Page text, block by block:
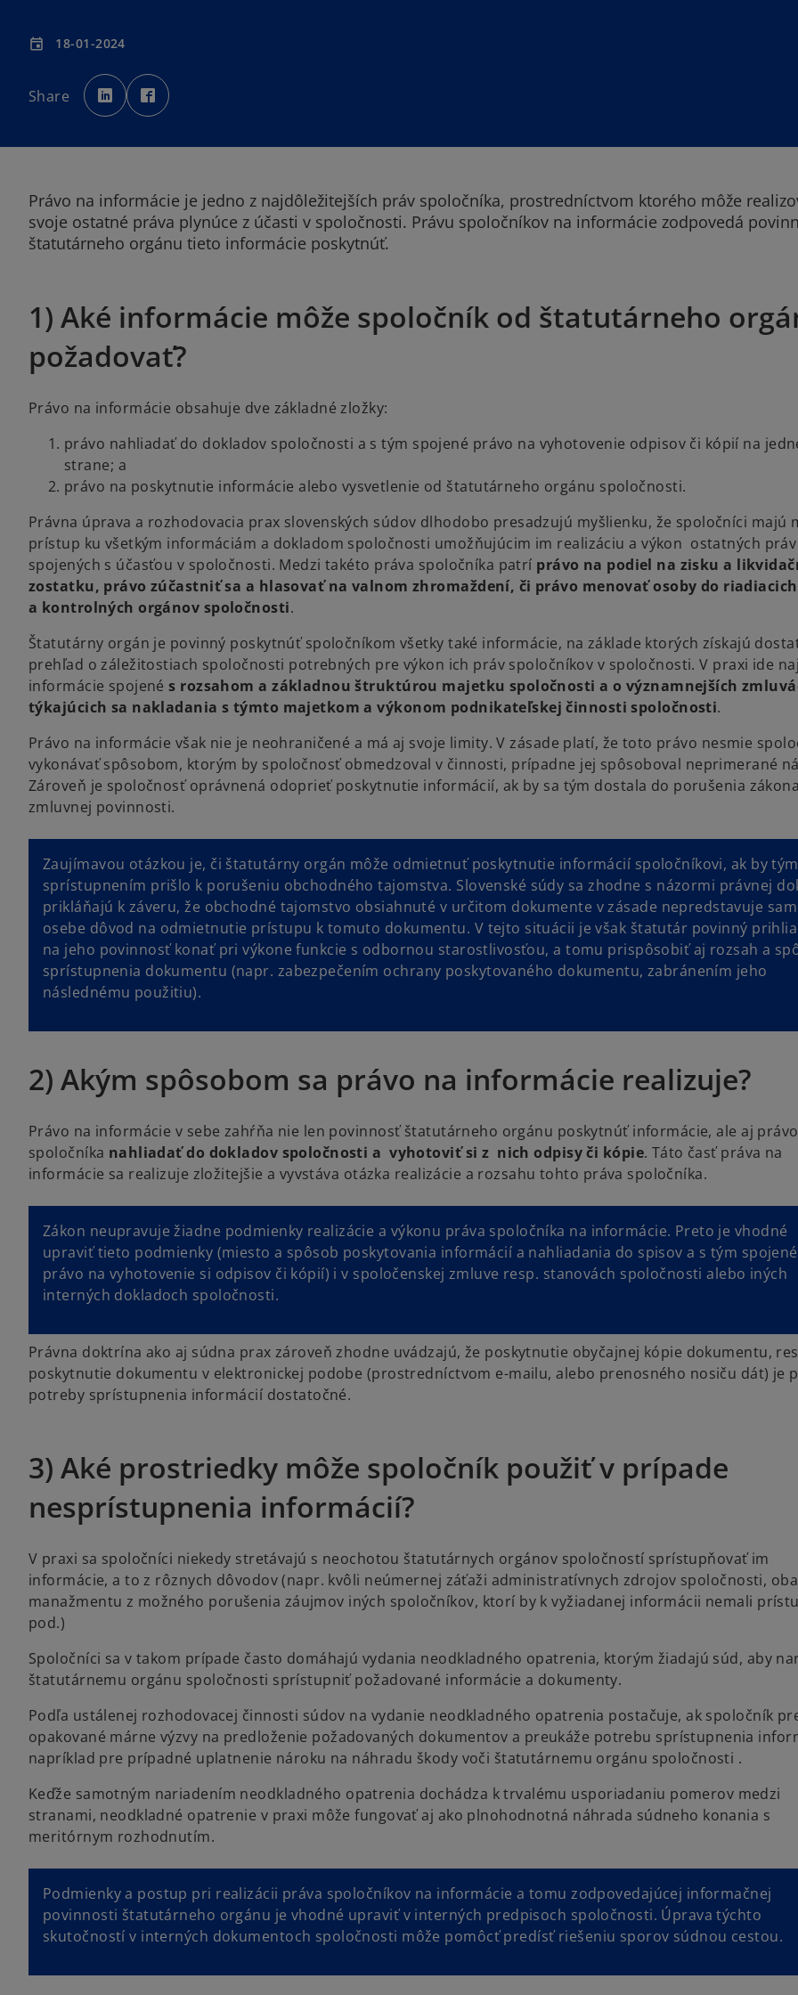
event 18-01-2024
Share
o
p
e
n
t
a
b
p
e
t
a
b
Právo na informácie je jedno z najdôležitejších práv spoločníka, prostredníctvom ktorého môže
svoje ostatné práva plynúce z účasti v spoločnosti. Právu spoločníkov na informácie zodpovedá
štatutárneho orgánu tieto informácie poskytnúť.
1) Aké informácie môže spoločník od štatutárneho
požadovať?
Právo na informácie obsahuje dve základné zložky:
právo nahliadať do dokladov spoločnosti a s tým spojené právo na vyhotovenie odpisov či kópií na
strane; a
právo na poskytnutie informácie alebo vysvetlenie od štatutárneho orgánu spoločnosti.
Právna úprava a rozhodovacia prax slovenských súdov dlhodobo presadzujú myšlienku, že spoločníci majú
prístup ku všetkým informáciám a dokladom spoločnosti umožňujúcim im realizáciu a výkon ostatných práv
spojených s účasťou v spoločnosti. Medzi takéto práva spoločníka patrí právo na podiel na zisku a
zostatku, právo zúčastniť sa a hlasovať na valnom zhromaždení, či právo menovať osoby do riadiacich
a kontrolných orgánov spoločnosti.
Štatutárny orgán je povinný poskytnúť spoločníkom všetky také informácie, na základe ktorých získajú
prehľad o záležitostiach spoločnosti potrebných pre výkon ich práv spoločníkov v spoločnosti. V praxi ide
informácie spojené s rozsahom a základnou štruktúrou majetku spoločnosti a o významnejších
týkajúcich sa nakladania s týmto majetkom a výkonom podnikateľskej činnosti spoločnosti.
Právo na informácie však nie je neohraničené a má aj svoje limity. V zásade platí, že toto právo nesmie
vykonávať spôsobom, ktorým by spoločnosť obmedzoval v činnosti, prípadne jej spôsoboval neprimerané
Zároveň je spoločnosť oprávnená odoprieť poskytnutie informácií, ak by sa tým dostala do porušenia
zmluvnej povinnosti.
Zaujímavou otázkou je, či štatutárny orgán môže odmietnuť poskytnutie informácií spoločníkovi, ak by
sprístupnením prišlo k porušeniu obchodného tajomstva. Slovenské súdy sa zhodne s názormi právnej
prikláňajú k záveru, že obchodné tajomstvo obsiahnuté v určitom dokumente v zásade nepredstavuje
osebe dôvod na odmietnutie prístupu k tomuto dokumentu. V tejto situácii je však štatutár povinný
na jeho povinnosť konať pri výkone funkcie s odbornou starostlivosťou, a tomu prispôsobiť aj rozsah a
sprístupnenia dokumentu (napr. zabezpečením ochrany poskytovaného dokumentu, zabránením jeho
následnému použitiu).
2) Akým spôsobom sa právo na informácie realizuje?
Právo na informácie v sebe zahŕňa nie len povinnosť štatutárneho orgánu poskytnúť informácie, ale aj právo
spoločníka nahliadať do dokladov spoločnosti a vyhotoviť si z nich odpisy či kópie. Táto časť práva na
informácie sa realizuje zložitejšie a vyvstáva otázka realizácie a rozsahu tohto práva spoločníka.
Zákon neupravuje žiadne podmienky realizácie a výkonu práva spoločníka na informácie. Preto je vhodné
upraviť tieto podmienky (miesto a spôsob poskytovania informácií a nahliadania do spisov a s tým spojené
právo na vyhotovenie si odpisov či kópií) i v spoločenskej zmluve resp. stanovách spoločnosti alebo iných
interných dokladoch spoločnosti.
Právna doktrína ako aj súdna prax zároveň zhodne uvádzajú, že poskytnutie obyčajnej kópie dokumentu,
poskytnutie dokumentu v elektronickej podobe (prostredníctvom e-mailu, alebo prenosného nosiču dát) je
potreby sprístupnenia informácií dostatočné.
3) Aké prostriedky môže spoločník použiť v prípade
nesprístupnenia informácií?
V praxi sa spoločníci niekedy stretávajú s neochotou štatutárnych orgánov spoločností sprístupňovať im
informácie, a to z rôznych dôvodov (napr. kvôli neúmernej záťaži administratívnych zdrojov spoločnosti,
manažmentu z možného porušenia záujmov iných spoločníkov, ktorí by k vyžiadanej informácii nemali
pod.)
Spoločníci sa v takom prípade často domáhajú vydania neodkladného opatrenia, ktorým žiadajú súd, aby
štatutárnemu orgánu spoločnosti sprístupniť požadované informácie a dokumenty.
Podľa ustálenej rozhodovacej činnosti súdov na vydanie neodkladného opatrenia postačuje, ak spoločník
opakované márne výzvy na predloženie požadovaných dokumentov a preukáže potrebu sprístupnenia
napríklad pre prípadné uplatnenie nároku na náhradu škody voči štatutárnemu orgánu spoločnosti .
Keďže samotným nariadením neodkladného opatrenia dochádza k trvalému usporiadaniu pomerov medzi
stranami, neodkladné opatrenie v praxi môže fungovať aj ako plnohodnotná náhrada súdneho konania s
meritórnym rozhodnutím.
Podmienky a postup pri realizácii práva spoločníkov na informácie a tomu zodpovedajúcej informačnej
povinnosti štatutárneho orgánu je vhodné upraviť v interných predpisoch spoločnosti. Úprava týchto
skutočností v interných dokumentoch spoločnosti môže pomôcť predísť riešeniu sporov súdnou cestou.